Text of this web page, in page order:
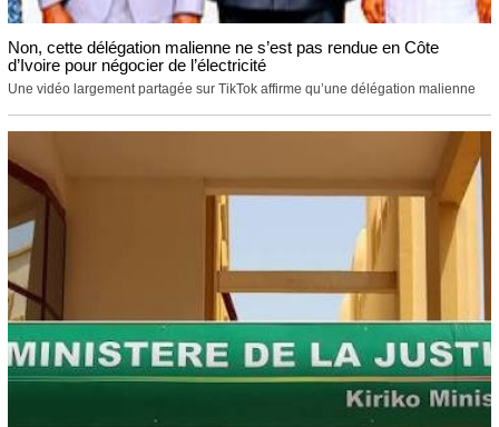
Non, cette délégation malienne ne s’est pas rendue en Côte
d’Ivoire pour négocier de l’électricité
Une vidéo largement partagée sur TikTok affirme qu’une délégation malienne